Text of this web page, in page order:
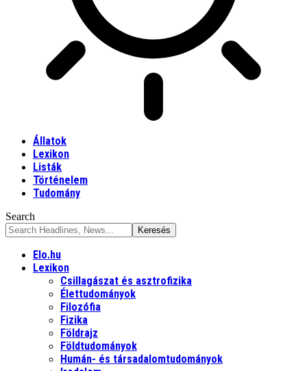
Állatok
Lexikon
Listák
Történelem
Tudomány
Search
Elo.hu
Lexikon
Csillagászat és asztrofizika
Élettudományok
Filozófia
Fizika
Földrajz
Földtudományok
Humán- és társadalomtudományok